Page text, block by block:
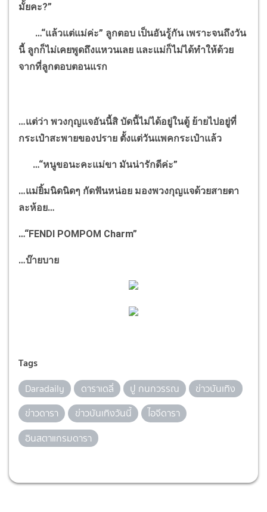
มั้ยคะ?”
…“แล้วแต่แม่ค่ะ” ลูกตอบ เป็นอันรู้กัน เพราะจนถึงวัน
นี้ ลูกก็ไม่เคยพูดถึงแหวนเลย และแม่ก็ไม่ได้ทำให้ด้วย
จากที่ลูกตอบตอนแรก
…แต่ว่า พวงกุญแจอันนี้สิ บัดนี้ไม่ได้อยู่ในตู้ ย้ายไปอยู่ที่
กระเป๋าสะพายของปราย ตั้งแต่วันแพคกระเป๋าแล้ว
…“หนูขอนะคะแม่ขา มันน่ารักดีค่ะ”
…แม่ยิ้มนิดนิดๆ กัดฟันหน่อย มองพวงกุญแจด้วยสายตา
ละห้อย…
…“FENDI POMPOM Charm”
…บ๊ายบาย
Tags
Daradaily ดาราเดลี่ ปู กนกวรรณ
ข่าวบันเทิง
ข่าวดารา
ข่าวบันเทิงวันนี้
ไอจีดารา
อินสตาแกรมดารา